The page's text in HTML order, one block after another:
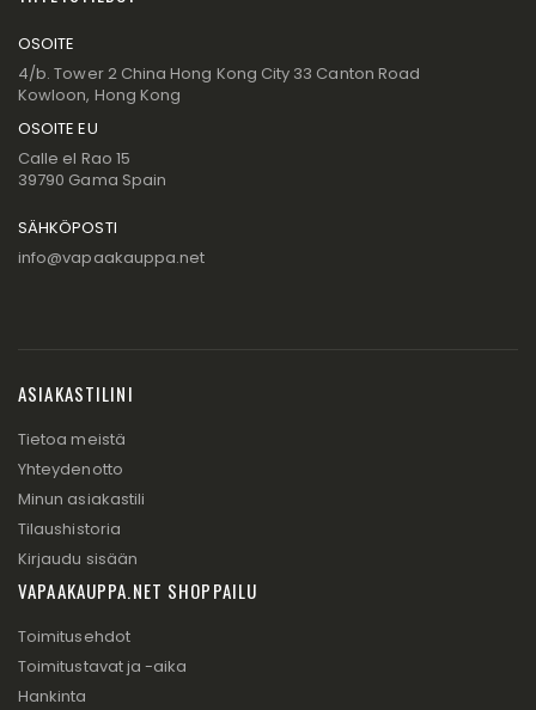
OSOITE
4/b. Tower 2 China Hong Kong City 33 Canton Road
Kowloon, Hong Kong
OSOITE EU
Calle el Rao 15
39790 Gama Spain
SÄHKÖPOSTI
info@vapaakauppa.net
ASIAKASTILINI
Tietoa meistä
Yhteydenotto
Minun asiakastili
Tilaushistoria
Kirjaudu sisään
VAPAAKAUPPA.NET SHOPPAILU
Toimitusehdot
Toimitustavat ja -aika
Hankinta